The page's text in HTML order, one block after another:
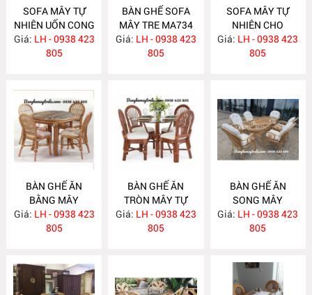
SOFA MÂY TỰ
NHIÊN UỐN CONG
MA743
Giá: LH - 0938 423
805
BÀN GHẾ SOFA
MÂY TRE MA734
Giá: LH - 0938 423
805
SOFA MÂY TỰ
NHIÊN CHO
PHÒNG KHÁCH
MA733
Giá: LH - 0938 423
805
BÀN GHẾ ĂN
BẰNG MÂY
MA732
Giá: LH - 0938 423
805
BÀN GHẾ ĂN
TRÒN MÂY TỰ
NHIÊN MA731
Giá: LH - 0938 423
805
BÀN GHẾ ĂN
SONG MÂY
MA730
Giá: LH - 0938 423
805